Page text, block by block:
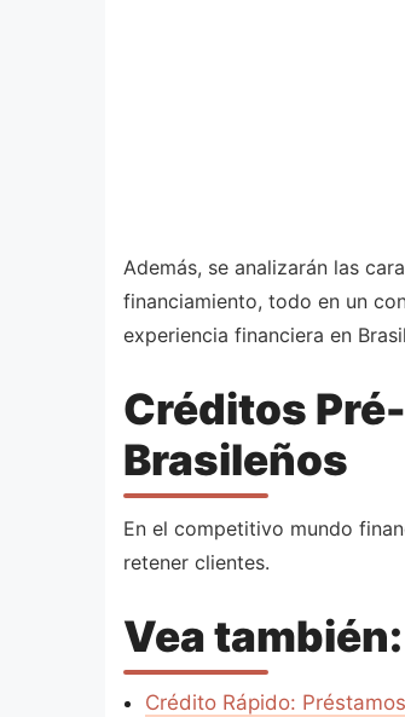
Además, se analizarán las
financiamiento, todo en un
experiencia financiera en
Créditos
Brasileños
En el competitivo mundo
retener clientes.
Vea también:
Crédito Rápido: